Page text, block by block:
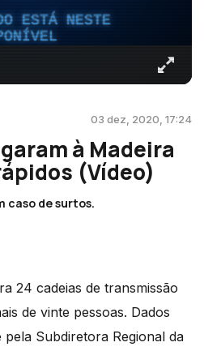
ESTÁ NESTE
03 dez, 2020, 17:24
à Madeira
(Vídeo)
caso de surtos.
24 cadeias de transmissão
de vinte pessoas. Dados
Subdiretora Regional da